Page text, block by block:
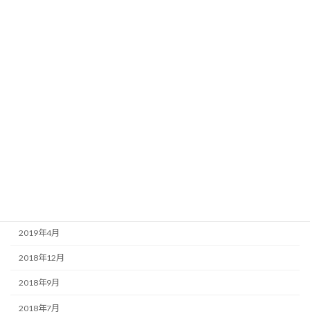
2019年4月
2018年12月
2018年9月
2018年7月